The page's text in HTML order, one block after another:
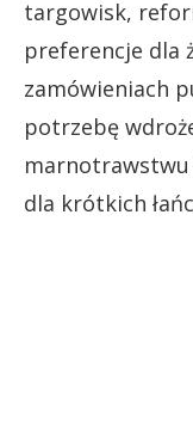
targowisk,
preferencje dla
zamówieniach
potrzebę
marnotrawstwu
dla krótkich